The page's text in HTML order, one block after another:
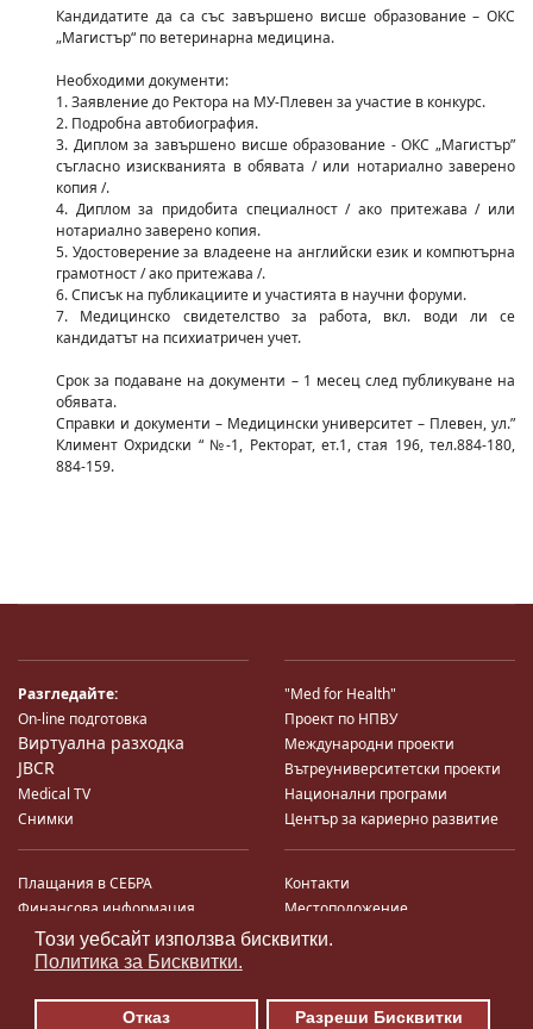
Този уебсайт използва бисквитки.
Политика за Бисквитки.
Отказ Разреши Бисквитки
Кандидатите да са със завършено висше образование – ОКС
„Магистър“ по ветеринарна медицина.
Необходими документи:
1. Заявление до Ректора на МУ-Плевен за участие в конкурс.
2. Подробна автобиография.
3. Диплом за завършено висше образование - ОКС „Магистър”
съгласно изискванията в обявата / или нотариално заверено
копия /.
4. Диплом за придобита специалност / ако притежава / или
нотариално заверено копия.
5. Удостоверение за владеене на английски език и компютърна
грамотност / ако притежава /.
6. Списък на публикациите и участията в научни форуми.
7. Медицинско свидетелство за работа, вкл. води ли се
кандидатът на психиатричен учет.
Срок за подаване на документи – 1 месец след публикуване на
обявата.
Справки и документи – Медицински университет – Плевен, ул.”
Климент Охридски “ №-1, Ректорат, ет.1, стая 196, тел.884-180,
884-159.
Разгледайте:
On-line подготовка
Виртуална разходка
JBCR
Medical TV
Снимки
"Med for Health"
Проект по НПВУ
Международни проекти
Вътреуниверситетски проекти
Национални програми
Център за кариерно развитие
Плащания в СЕБРА
Финансова информация
Система за финансово упр-е и
контрол
Търгове по ЗДС
Контакти
Местоположение
Карта на сайта